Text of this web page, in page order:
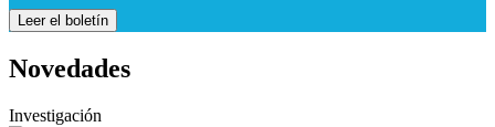
Leer el boletín
Novedades
Investigación